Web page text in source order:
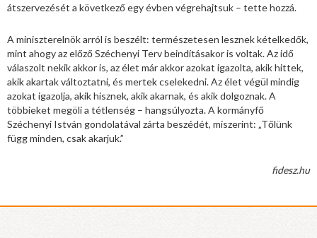
átszervezését a következő egy évben végrehajtsuk – tette hozzá.
A miniszterelnök arról is beszélt: természetesen lesznek kételkedők,
mint ahogy az előző Széchenyi Terv beindításakor is voltak. Az idő
válaszolt nekik akkor is, az élet már akkor azokat igazolta, akik hittek,
akik akartak változtatni, és mertek cselekedni. Az élet végül mindig
azokat igazolja, akik hisznek, akik akarnak, és akik dolgoznak. A
többieket megöli a tétlenség – hangsúlyozta. A kormányfő
Széchenyi István gondolatával zárta beszédét, miszerint: „Tőlünk
függ minden, csak akarjuk.”
fidesz.hu